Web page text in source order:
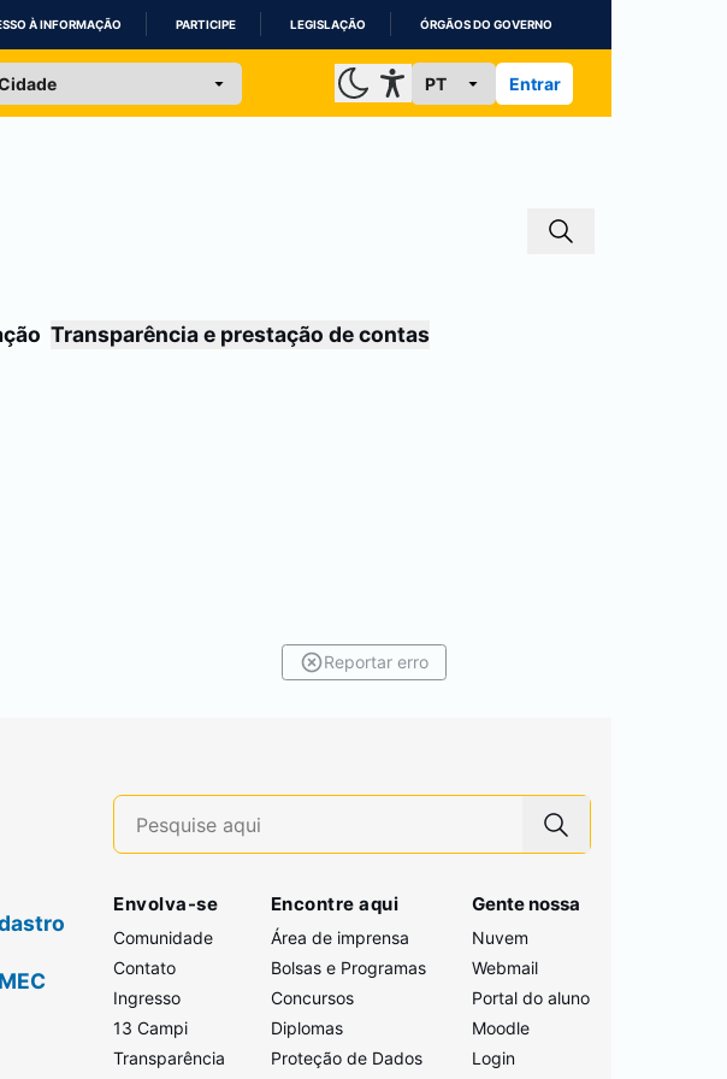
À INFORMAÇÃO PARTICIPE LEGISLAÇÃO ÓRGÃOS DO GOVERNO
Entrar
Transparência e prestação de contas
Reportar erro
Envolva-se
Comunidade
Contato
Ingresso
13 Campi
Transparência
Encontre aqui
Área de imprensa
Bolsas e Programas
Concursos
Diplomas
Proteção de Dados
Gente nossa
Nuvem
Webmail
Portal do aluno
Moodle
Login